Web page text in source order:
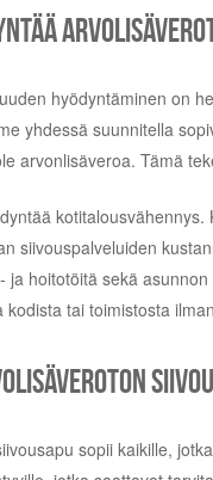
hyödyntäminen on
yhdessä suunnitella
arvonlisäveroa. Tämä
siivouspalveluiden
ja hoitotöitä sekä
kodista tai toimistosta
sopii kaikille,